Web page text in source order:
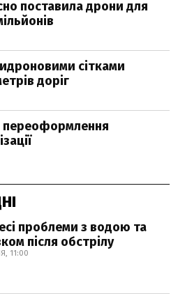
поставила дрони для
сітками
доріг
переоформлення
проблеми з водою та
після обстрілу
11:00